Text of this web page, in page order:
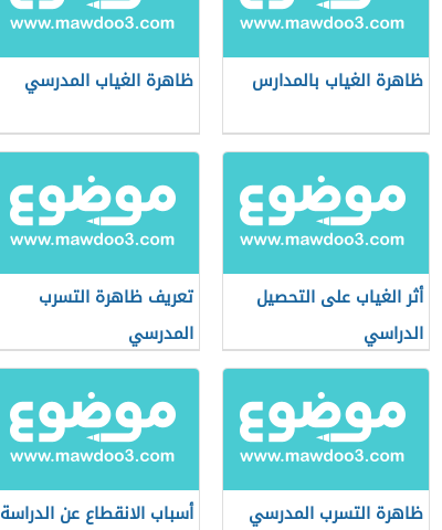
ظاهرة الغياب بالمدارس ظاهرة الغياب المدرسي
أثر الغياب على التحصيل
الدراسي
تعريف ظاهرة التسرب
المدرسي
ظاهرة التسرب المدرسي أسباب الانقطاع عن الدراسة